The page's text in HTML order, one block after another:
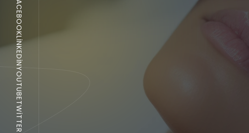
FACEBOOK
LINKEDIN
YOUTUBE
TWITTER